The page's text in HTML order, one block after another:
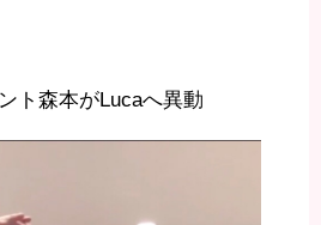
ト森本がLucaへ異動